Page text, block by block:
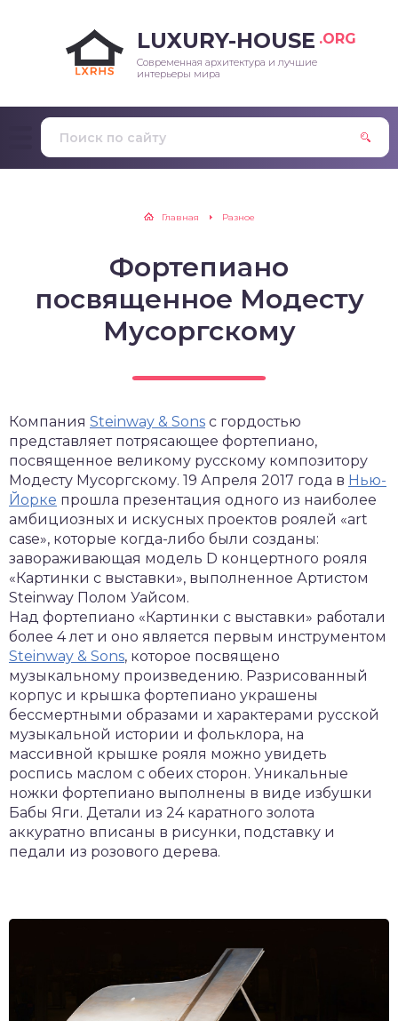
LUXURY-HOUSE .ORG
Современная архитектура и лучшие
интерьеры мира
Главная Разное
Фортепиано
посвященное Модесту
Мусоргскому
Компания Steinway & Sons c гордостью
представляет потрясающее фортепиано,
посвященное великому русскому композитору
Модесту Мусоргскому. 19 Апреля 2017 года в Нью-
Йорке прошла презентация одного из наиболее
амбициозных и искусных проектов роялей «art
case», которые когда-либо были созданы:
завораживающая модель D концертного рояля
«Картинки с выставки», выполненное Артистом
Steinway Полом Уайсом.
Над фортепиано «Картинки с выставки» работали
более 4 лет и оно является первым инструментом
Steinway & Sons, которое посвящено
музыкальному произведению. Разрисованный
корпус и крышка фортепиано украшены
бессмертными образами и характерами русской
музыкальной истории и фольклора, на
массивной крышке рояля можно увидеть
роспись маслом с обеих сторон. Уникальные
ножки фортепиано выполнены в виде избушки
Бабы Яги. Детали из 24 каратного золота
аккуратно вписаны в рисунки, подставку и
педали из розового дерева.